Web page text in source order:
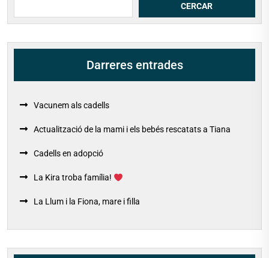
Cerca CERCAR
Darreres entrades
Vacunem als cadells
Actualització de la mami i els bebés rescatats a Tiana
Cadells en adopció
La Kira troba família!
La Llum i la Fiona, mare i filla